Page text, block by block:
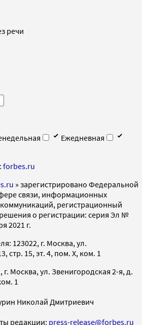
речи
Ежедневная
forbes.ru
» зарегистрировано Федеральной
связи, информационных
регистрационный
о регистрации: серия Эл №
2021 г.
123022, г. Москва, ул.
стр. 15, эт. 4, пом. X, ком. 1
Москва, ул. Звенигородская 2-я, д.
1
Николай Дмитриевич
редакции: press-release@forbes.ru